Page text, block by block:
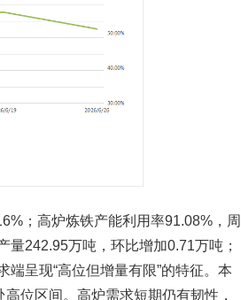
；高炉炼铁产能利用率91.08%，周
242.95万吨，环比增加0.71万吨；
呈现“高位但增量有限”的特征。本
位区间。高炉需求短期仍有韧性，